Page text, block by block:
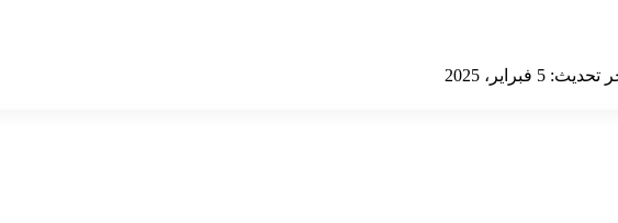
تحديث: 5 فبراير، 2025